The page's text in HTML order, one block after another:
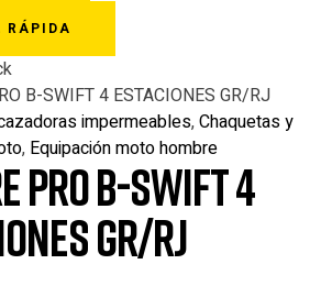
elegir
en
la
página
de
RÁPIDA
impermeables,Chaquetas y
, Equipación moto hombre
PRO B-SWIFT 4
GR/RJ